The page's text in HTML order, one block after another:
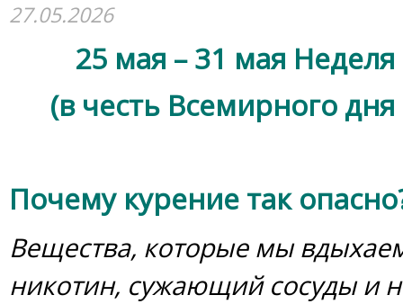
27.05.2026
25 мая – 31 мая Неделя
(в честь Всемирного
Почему курение так
Вещества, которые мы
никотин, сужающий сосуды и